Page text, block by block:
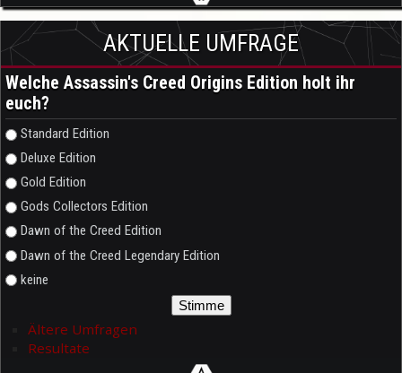
AKTUELLE UMFRAGE
Welche Assassin's Creed Origins Edition holt ihr
euch?
Auswahlmöglichkeiten
Standard Edition
Deluxe Edition
Gold Edition
Gods Collectors Edition
Dawn of the Creed Edition
Dawn of the Creed Legendary Edition
keine
Ältere Umfragen
Resultate